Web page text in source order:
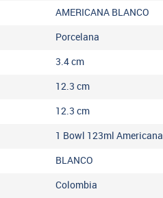
AMERICANA BLANCO
Porcelana
3.4cm
12.3 cm
12.3 cm
1 Bowl 123ml Americana
BLANCO
Colombia